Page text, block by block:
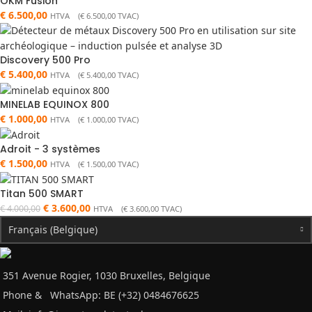
€ 6.500,00 HTVA (€ 6.500,00 TVAC)
Discovery 500 Pro
€ 5.400,00 HTVA (€ 5.400,00 TVAC)
MINELAB EQUINOX 800
€ 1.000,00 HTVA (€ 1.000,00 TVAC)
Adroit - 3 systèmes
€ 1.500,00 HTVA (€ 1.500,00 TVAC)
Titan 500 SMART
€4.000,00 € 3.600,00 HTVA (€ 3.600,00 TVAC)
Français (Belgique)
351 Avenue Rogier, 1030 Bruxelles, Belgique
Phone &
WhatsApp: BE (+32) 0484676625